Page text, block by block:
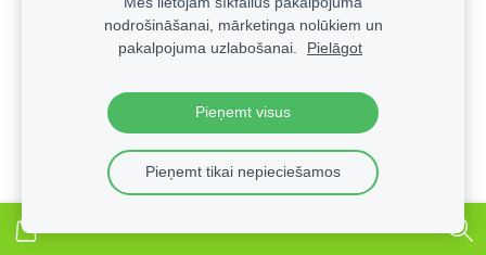
Pilsētas kanāls 1958 Rīga
10,5x15 cm Latvijas
Dzegužkalna parks 1958
Rīga 10,5x15 cm Latvijas
€4.45
nodrošināšanai, mārketinga nolūkiem un
pakalpojuma uzlabošanai.
Pielāgot
Pieņemt visus
Pieņemt tikai nepieciešamos